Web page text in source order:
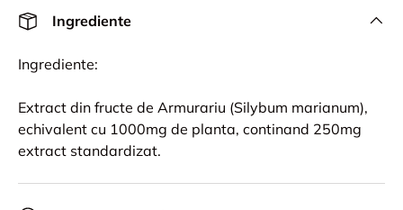
Ingrediente
Ingrediente:
Extract din fructe de Armurariu (Silybum marianum),
echivalent cu 1000mg de planta, continand 250mg
extract standardizat.